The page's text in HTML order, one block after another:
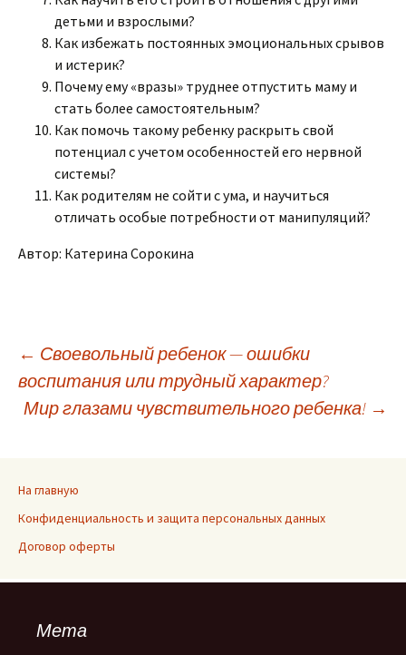
детьми и взрослыми?
Как избежать постоянных эмоциональных срывов
и истерик?
Почему ему «вразы» труднее отпустить маму и
стать более самостоятельным?
Как помочь такому ребенку раскрыть свой
потенциал с учетом особенностей его нервной
системы?
Как родителям не сойти с ума, и научиться
отличать особые потребности от манипуляций?
Автор: Катерина Сорокина
Навигация
по
записям
← Своевольный ребенок — ошибки
воспитания или трудный характер?
Мир глазами чувствительного ребенка! →
На главную
Конфиденциальность и защита персональных данных
Договор оферты
Мета